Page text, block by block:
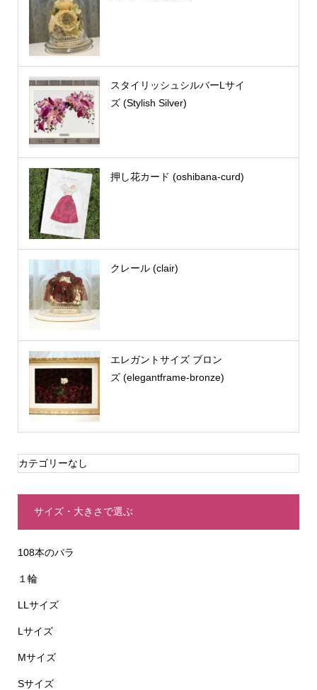
スタイリッシュシルバーLサイ
ズ (Stylish Silver)
押し花カード (oshibana-curd)
クレール (clair)
エレガントサイズ ブロン
ズ (elegantframe-bronze)
カテゴリーなし
サイズ・大きさで選ぶ
108本のバラ
１輪
LLサイズ
Lサイズ
Mサイズ
Sサイズ